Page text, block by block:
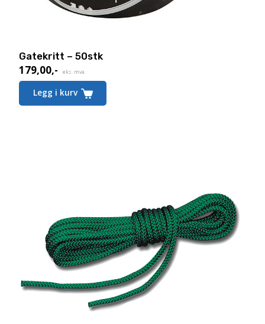
Gatekritt – 50stk
179,00,- eks. mva.
Legg i kurv